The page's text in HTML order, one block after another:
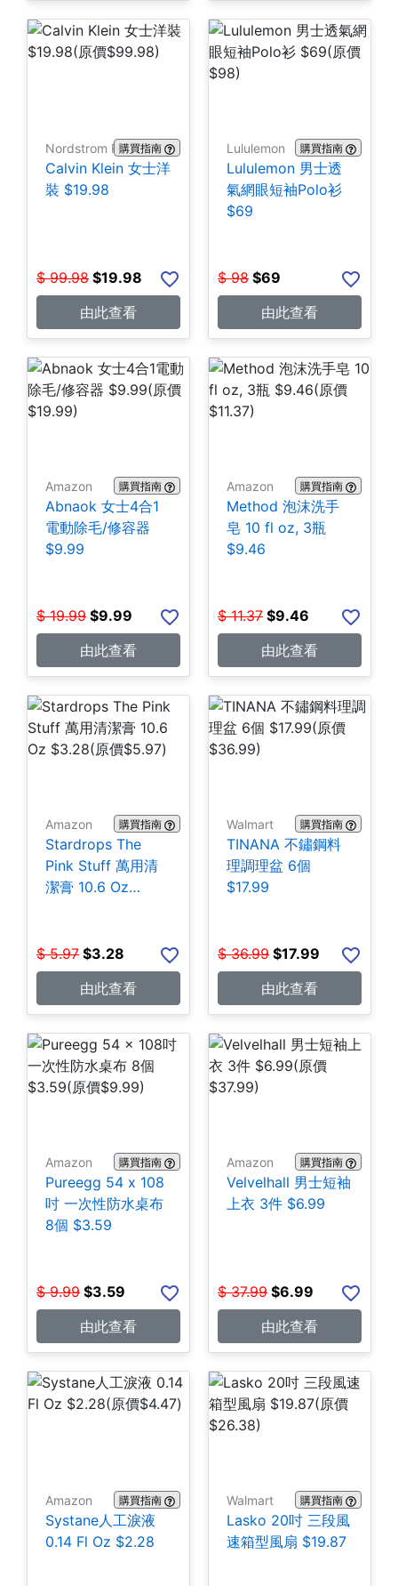
Nordstrom Rack購買指南
Calvin Klein 女士洋
裝 $19.98
$ 99.98 $19.98
由此查看
Lululemon 購買指南
Lululemon 男士透
氣網眼短袖Polo衫
$69
$ 98 $69
由此查看
Amazon 購買指南
Abnaok 女士4合1
電動除毛/修容器
$9.99
$ 19.99 $9.99
由此查看
Amazon 購買指南
Method 泡沫洗手
皂 10 fl oz, 3瓶
$9.46
$ 11.37 $9.46
由此查看
Amazon 購買指南
Stardrops The
Pink Stuff 萬用清
潔膏 10.6 Oz
$ 5.97 $3.28
由此查看
Walmart 購買指南
TINANA 不鏽鋼料
理調理盆 6個
$17.99
$ 36.99 $17.99
由此查看
Amazon 購買指南
Pureegg 54 x 108
吋 一次性防水桌布
8個 $3.59
$ 9.99 $3.59
由此查看
Amazon 購買指南
Velvelhall 男士短袖
上衣 3件 $6.99
$ 37.99 $6.99
由此查看
Amazon 購買指南
Systane人工淚液
0.14 Fl Oz $2.28
Walmart 購買指南
Lasko 20吋 三段風
速箱型風扇 $19.87